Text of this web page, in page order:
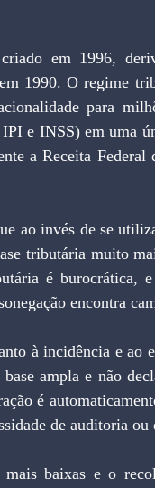
1990. O regime
para
e INSS) em uma
a Receita Federal
ao invés de se
tributária muito
é burocrática,
encontra
ampla e não
é
de auditoria